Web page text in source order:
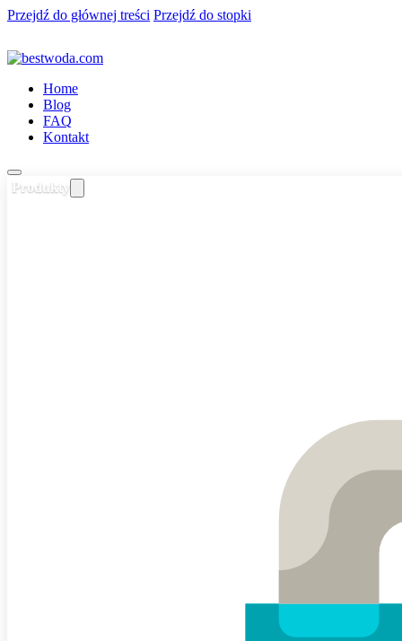
Przejdź do głównej treści Przejdź do stopki
Home
Blog
FAQ
Kontakt
Produkty